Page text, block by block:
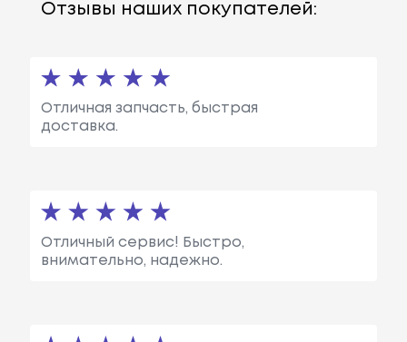
Отзывы наших покупателей:
Отличная запчасть, быстрая
доставка.
Отличный сервис! Быстро,
внимательно, надежно.